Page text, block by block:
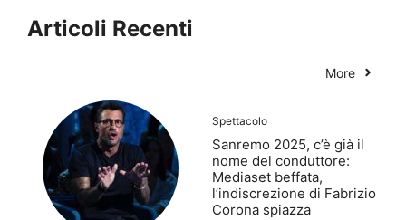
Articoli Recenti
More
Spettacolo
Sanremo 2025, c’è già il
nome del conduttore:
Mediaset beffata,
l’indiscrezione di Fabrizio
Corona spiazza